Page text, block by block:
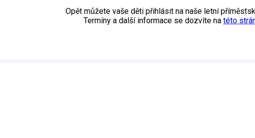
Opět můžete vaše děti přihlásit na naše letní
Termíny a další informace se dozvíte na této